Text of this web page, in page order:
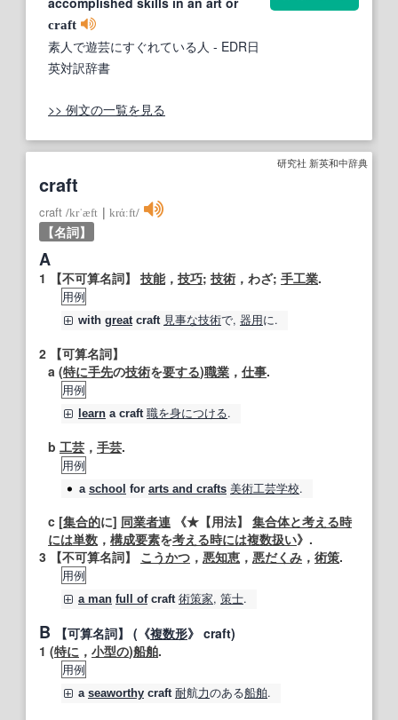
craft
素人で遊芸にすぐれている人 - EDR日
英対訳辞書
>> 例文の一覧を見る
研究社 新英和中辞典
craft
craft /krˈæft krάːft/
【名詞】
A
1 【不可算名詞】 技能， 技巧; 技術 ，わざ; 手工業.
用例
with great craft 見事な技術で, 器用に.
2 【可算名詞】
a (特に手先の技術を要する)職業 ， 仕事.
用例
learn a craft 職を身につける.
b 工芸 ， 手芸.
用例
a school for arts and crafts 美術工芸学校.
c [集合的に] 同業者連 《★ 【用法】 集合体と考える時
には単数 ， 構成要素を考える時には複数扱い》.
3 【不可算名詞】 こうかつ ， 悪知恵 ， 悪だくみ ， 術策.
用例
a man full of craft 術策家, 策士.
B 【可算名詞】 (《複数形》 craft)
1 (特に ， 小型の)船舶.
用例
a seaworthy craft 耐航力のある船舶.